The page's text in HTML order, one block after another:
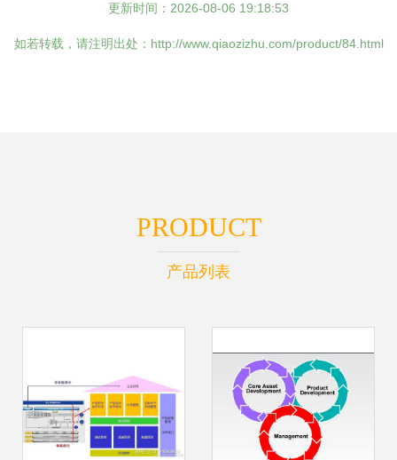
更新时间：2026-08-06 19:18:53
如若转载，请注明出处：http://www.qiaozizhu.com/product/84.html
PRODUCT
产品列表